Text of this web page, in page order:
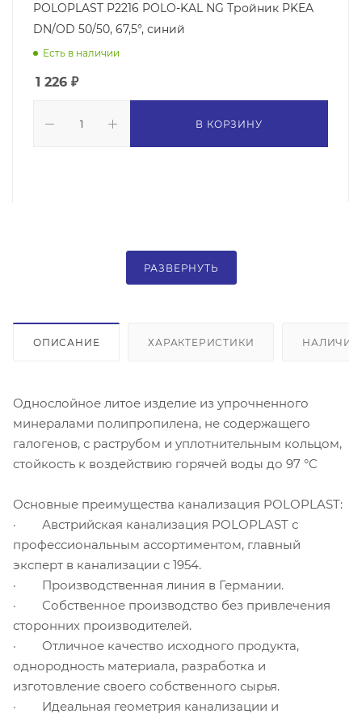
POLOPLAST P2216 POLO-KAL NG Тройник PKEA
DN/OD 50/50, 67,5°, синий
Есть в наличии
1 226 ₽
В КОРЗИНУ
РАЗВЕРНУТЬ
ОПИСАНИЕ ХАРАКТЕРИСТИКИ НАЛИЧИЕ
Однослойное литое изделие из упрочненного
минералами полипропилена, не содержащего
галогенов, с раструбом и уплотнительным кольцом,
стойкость к воздействию горячей воды до 97 °C
Основные преимущества канализация POLOPLAST:
· Австрийская канализация POLOPLAST с
профессиональным ассортиментом, главный
эксперт в канализации с 1954.
· Производственная линия в Германии.
· Собственное производство без привлечения
сторонних производителей.
· Отличное качество исходного продукта,
однородность материала, разработка и
изготовление своего собственного сырья.
· Идеальная геометрия канализации и